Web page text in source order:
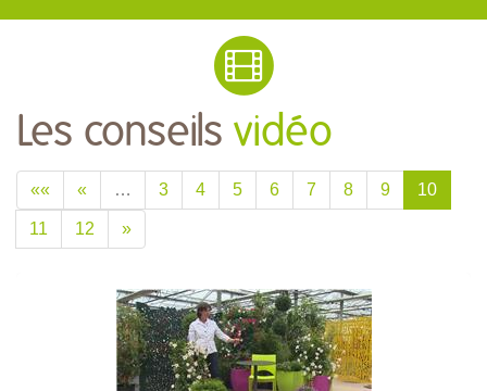
Les conseils vidéo
«« « … 3 4 5 6 7 8 9 10
11 12 »